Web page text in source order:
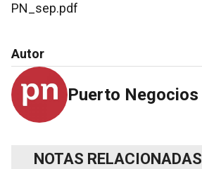
PN_sep.pdf
Autor
Puerto Negocios
NOTAS RELACIONADAS